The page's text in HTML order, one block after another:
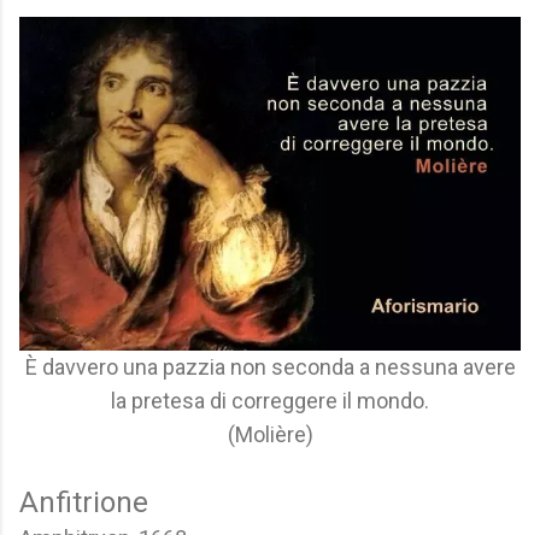
È davvero una pazzia non seconda a nessuna avere
la pretesa di correggere il mondo.
(Molière)
Anfitrione